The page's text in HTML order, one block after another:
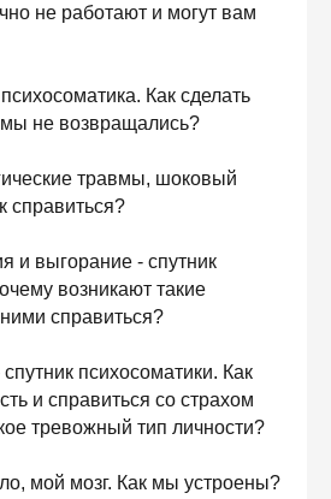
не работают и могут вам
Как сделать
не возвращались?
травмы, шоковый
справиться?
и выгорание - спутник
возникают такие
справиться?
психосоматики. Как
и справиться со страхом
тревожный тип личности?
мой мозг. Как мы устроены?